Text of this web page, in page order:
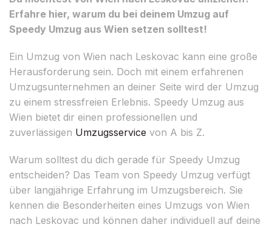
Erfahre hier, warum du bei deinem Umzug auf
Speedy Umzug aus Wien setzen solltest!
Ein Umzug von Wien nach Leskovac kann eine große
Herausforderung sein. Doch mit einem erfahrenen
Umzugsunternehmen an deiner Seite wird der Umzug
zu einem stressfreien Erlebnis. Speedy Umzug aus
Wien bietet dir einen professionellen und
zuverlässigen Umzugsservice von A bis Z.
Warum solltest du dich gerade für Speedy Umzug
entscheiden? Das Team von Speedy Umzug verfügt
über langjährige Erfahrung im Umzugsbereich. Sie
kennen die Besonderheiten eines Umzugs von Wien
nach Leskovac und können daher individuell auf deine